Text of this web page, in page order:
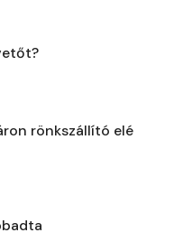
rönkszállító elé